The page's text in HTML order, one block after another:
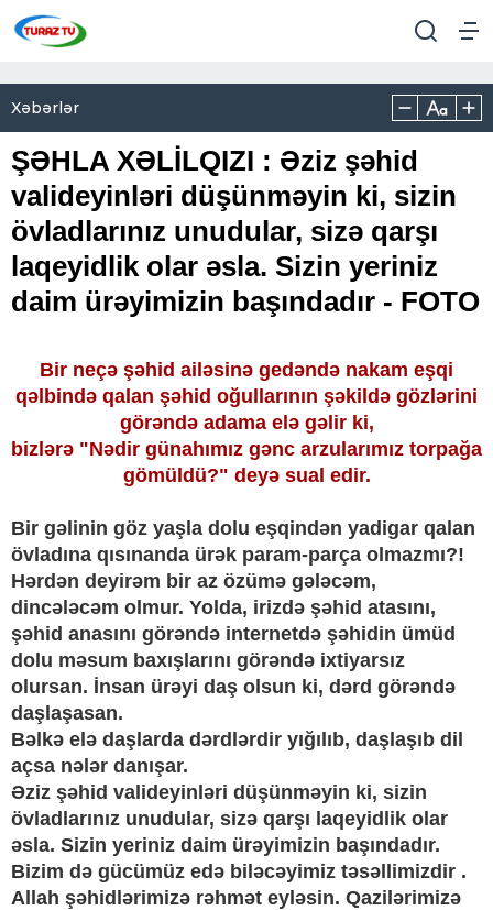
Xəbərlər
ŞƏHLA XƏLİLQIZI : Əziz şəhid
valideyinləri düşünməyin ki, sizin
övladlarınız unudular, sizə qarşı
laqeyidlik olar əsla. Sizin yeriniz
daim ürəyimizin başındadır - FOTO
Bir neçə şəhid ailəsinə gedəndə nakam eşqi
qəlbində qalan şəhid oğullarının şəkildə gözlərini
görəndə adama elə gəlir ki,
bizlərə "Nədir günahımız gənc arzularımız torpağa
gömüldü?" deyə sual edir.
Bir gəlinin göz yaşla dolu eşqindən yadigar qalan
övladına qısınanda ürək param-parça olmazmı?!
Hərdən deyirəm bir az özümə gələcəm,
dincələcəm olmur. Yolda, irizdə şəhid atasını,
şəhid anasını görəndə internetdə şəhidin ümüd
dolu məsum baxışlarını görəndə ixtiyarsız
olursan. İnsan ürəyi daş olsun ki, dərd görəndə
daşlaşasan.
Bəlkə elə daşlarda dərdlərdir yığılıb, daşlaşıb dil
açsa nələr danışar.
Əziz şəhid valideyinləri düşünməyin ki, sizin
övladlarınız unudular, sizə qarşı laqeyidlik olar
əsla. Sizin yeriniz daim ürəyimizin başındadır.
Bizim də gücümüz edə biləcəyimiz təsəllimizdir .
Allah şəhidlərimizə rəhmət eyləsin. Qazilərimizə